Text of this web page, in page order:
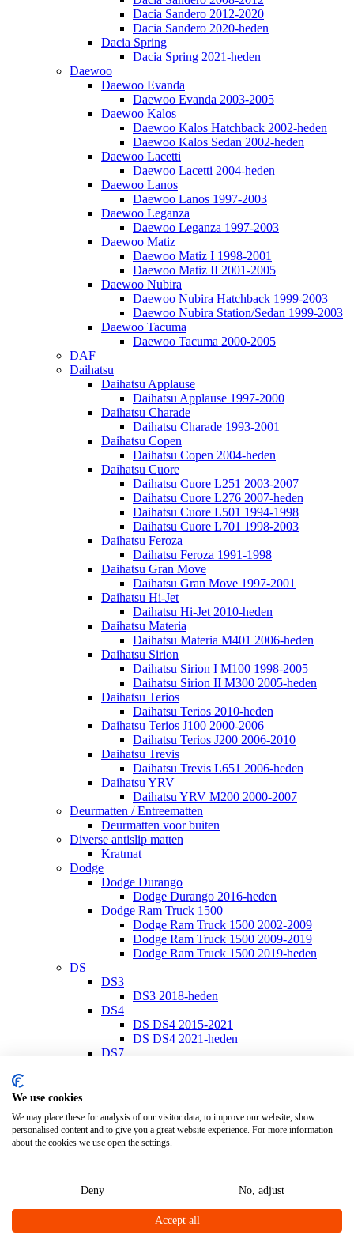
Dacia Sandero 2012-2020
Dacia Sandero 2020-heden
Dacia Spring
Dacia Spring 2021-heden
Daewoo
Daewoo Evanda
Daewoo Evanda 2003-2005
Daewoo Kalos
Daewoo Kalos Hatchback 2002-heden
Daewoo Kalos Sedan 2002-heden
Daewoo Lacetti
Daewoo Lacetti 2004-heden
Daewoo Lanos
Daewoo Lanos 1997-2003
Daewoo Leganza
Daewoo Leganza 1997-2003
Daewoo Matiz
Daewoo Matiz I 1998-2001
Daewoo Matiz II 2001-2005
Daewoo Nubira
Daewoo Nubira Hatchback 1999-2003
Daewoo Nubira Station/Sedan 1999-2003
Daewoo Tacuma
Daewoo Tacuma 2000-2005
DAF
Daihatsu
Daihatsu Applause
Daihatsu Applause 1997-2000
Daihatsu Charade
Daihatsu Charade 1993-2001
Daihatsu Copen
Daihatsu Copen 2004-heden
Daihatsu Cuore
Daihatsu Cuore L251 2003-2007
Daihatsu Cuore L276 2007-heden
Daihatsu Cuore L501 1994-1998
Daihatsu Cuore L701 1998-2003
Daihatsu Feroza
Daihatsu Feroza 1991-1998
Daihatsu Gran Move
Daihatsu Gran Move 1997-2001
Daihatsu Hi-Jet
Daihatsu Hi-Jet 2010-heden
Daihatsu Materia
Daihatsu Materia M401 2006-heden
Daihatsu Sirion
Daihatsu Sirion I M100 1998-2005
Daihatsu Sirion II M300 2005-heden
Daihatsu Terios
Daihatsu Terios 2010-heden
Daihatsu Terios J100 2000-2006
Daihatsu Terios J200 2006-2010
Daihatsu Trevis
Daihatsu Trevis L651 2006-heden
Daihatsu YRV
Daihatsu YRV M200 2000-2007
Deurmatten / Entreematten
Deurmatten voor buiten
Diverse antislip matten
Kratmat
Dodge
Dodge Durango
Dodge Durango 2016-heden
Dodge Ram Truck 1500
Dodge Ram Truck 1500 2002-2009
Dodge Ram Truck 1500 2009-2019
Dodge Ram Truck 1500 2019-heden
DS
DS3
DS3 2018-heden
DS4
DS DS4 2015-2021
DS DS4 2021-heden
DS7
Ferrari California T 2014-2017
Ferrari Portofino
Ferrari Portofino 2018-heden
Fiat 500/500 C 2007-heden
Fiat 500E 2020-heden
Fiat 500L 2013-heden
We use cookies
We may place these for analysis of our visitor data, to improve our website, show
personalised content and to give you a great website experience. For more information
about the cookies we use open the settings.
Deny No, adjust
Accept all